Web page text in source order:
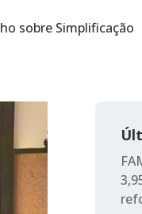
sobre Simplificação